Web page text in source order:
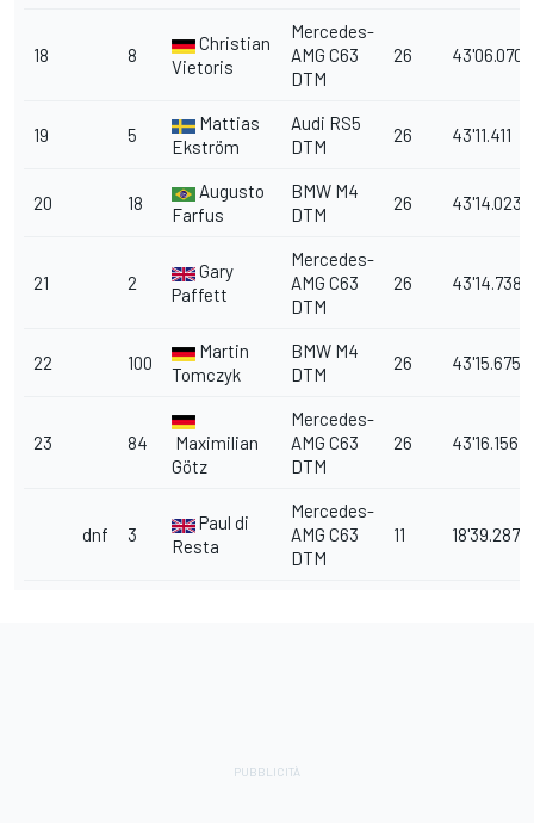
18 8
Christian
Vietoris
Mercedes-
AMG C63
DTM
26 43'06.070
19 5
Mattias
Ekström
Audi RS5
DTM
26 43'11.411
20 18
Augusto
Farfus
BMW M4
DTM
26 43'14.023
21 2
Gary
Paffett
Mercedes-
AMG C63
DTM
26 43'14.738
22 100
Martin
Tomczyk
BMW M4
DTM
26 43'15.675
23 84
Maximilian
Götz
Mercedes-
AMG C63
DTM
26 43'16.156
dnf 3
Paul di
Resta
Mercedes-
AMG C63
DTM
11 18'39.287